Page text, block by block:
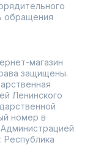
обращения
магазин
защищены.
Ленинского
номер в
Республика